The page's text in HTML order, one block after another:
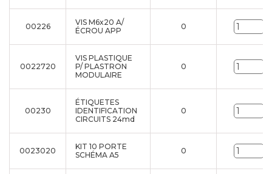
00226
VIS M6x20 A/
ÉCROU APP
0
0022720
VIS PLASTIQUE
P/ PLASTRON
MODULAIRE
0
00230
ÉTIQUETES
IDENTIFICATION
CIRCUITS 24md
0
0023020
KIT 10 PORTE
SCHÉMA A5
0